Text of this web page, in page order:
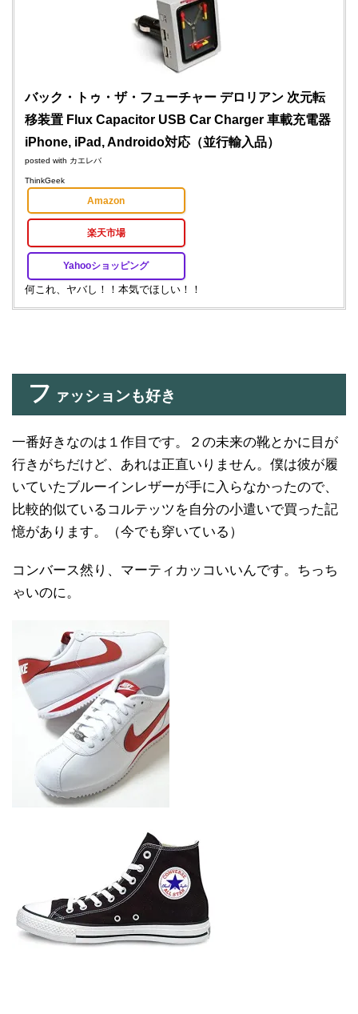
バック・トゥ・ザ・フューチャー デロリアン 次元転
移装置 Flux Capacitor USB Car Charger 車載充電器
iPhone, iPad, Androido対応（並行輸入品）
posted with カエレバ
ThinkGeek
Amazon
楽天市場
Yahooショッピング
何これ、ヤバし！！本気でほしい！！
フ ァッションも好き
一番好きなのは１作目です。２の未来の靴とかに目が
行きがちだけど、あれは正直いりません。僕は彼が履
いていたブルーインレザーが手に入らなかったので、
比較的似ているコルテッツを自分の小遣いで買った記
憶があります。（今でも穿いている）
コンバース然り、マーティカッコいいんです。ちっち
ゃいのに。